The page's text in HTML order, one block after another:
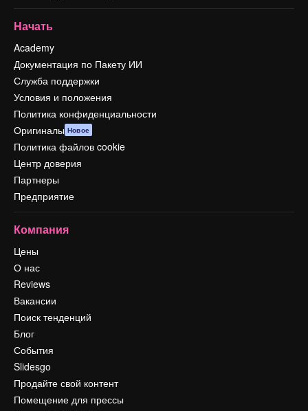
Начать
Academy
Документация по Пакету ИИ
Служба поддержки
Условия и положения
Политика конфиденциальности
Оригиналы Новое
Политика файлов cookie
Центр доверия
Партнеры
Предприятие
Компания
Цены
О нас
Reviews
Вакансии
Поиск тенденций
Блог
События
Slidesgo
Продайте свой контент
Помещение для прессы